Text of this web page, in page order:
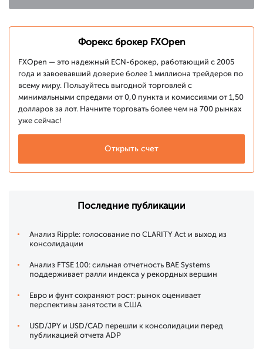
Форекс брокер FXOpen
FXOpen — это надежный ECN-брокер, работающий с 2005
года и завоевавший доверие более 1 миллиона трейдеров по
всему миру. Пользуйтесь выгодной торговлей с
минимальными спредами от 0,0 пункта и комиссиями от 1,50
долларов за лот. Начните торговать более чем на 700 рынках
уже сейчас!
Открыть счет
Последние публикации
Анализ Ripple: голосование по CLARITY Act и выход из
консолидации
Анализ FTSE 100: сильная отчетность BAE Systems
поддерживает ралли индекса у рекордных вершин
Евро и фунт сохраняют рост: рынок оценивает
перспективы занятости в США
USD/JPY и USD/CAD перешли к консолидации перед
публикацией отчета ADP